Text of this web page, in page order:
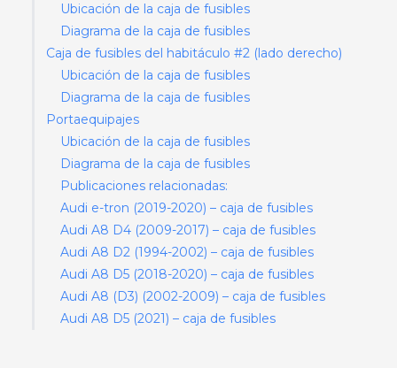
Ubicación de la caja de fusibles
Diagrama de la caja de fusibles
Caja de fusibles del habitáculo #2 (lado derecho)
Ubicación de la caja de fusibles
Diagrama de la caja de fusibles
Portaequipajes
Ubicación de la caja de fusibles
Diagrama de la caja de fusibles
Publicaciones relacionadas:
Audi e-tron (2019-2020) – caja de fusibles
Audi A8 D4 (2009-2017) – caja de fusibles
Audi A8 D2 (1994-2002) – caja de fusibles
Audi A8 D5 (2018-2020) – caja de fusibles
Audi A8 (D3) (2002-2009) – caja de fusibles
Audi A8 D5 (2021) – caja de fusibles